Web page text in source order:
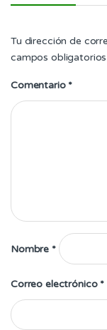
Tu dirección de
campos
Comentario *
Nombre *
Correo electrónico *